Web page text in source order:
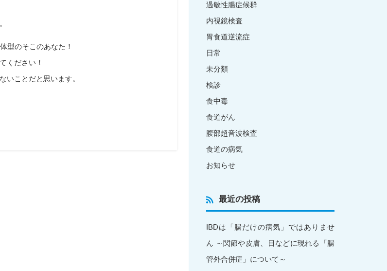
型のそこのあなた！
ください！
いことだと思います。
過敏性腸症候群
内視鏡検査
胃食道逆流症
日常
未分類
検診
食中毒
食道がん
腹部超音波検査
食道の病気
お知らせ
最近の投稿
IBDは「腸だけの病気」ではありませ
ん ～関節や皮膚、目などに現れる「腸
管外合併症」について～